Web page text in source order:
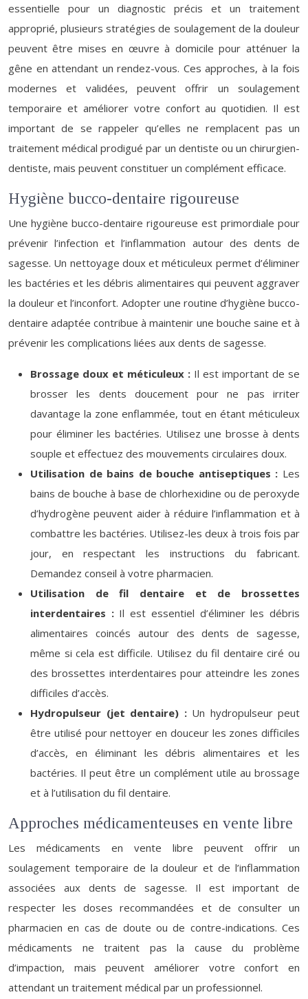
essentielle pour un diagnostic précis et un traitement
approprié, plusieurs stratégies de soulagement de la douleur
peuvent être mises en œuvre à domicile pour atténuer la
gêne en attendant un rendez-vous. Ces approches, à la fois
modernes et validées, peuvent offrir un soulagement
temporaire et améliorer votre confort au quotidien. Il est
important de se rappeler qu’elles ne remplacent pas un
traitement médical prodigué par un dentiste ou un chirurgien-
dentiste, mais peuvent constituer un complément efficace.
Hygiène bucco-dentaire rigoureuse
Une hygiène bucco-dentaire rigoureuse est primordiale pour
prévenir l’infection et l’inflammation autour des dents de
sagesse. Un nettoyage doux et méticuleux permet d’éliminer
les bactéries et les débris alimentaires qui peuvent aggraver
la douleur et l’inconfort. Adopter une routine d’hygiène bucco-
dentaire adaptée contribue à maintenir une bouche saine et à
prévenir les complications liées aux dents de sagesse.
Brossage doux et méticuleux : Il est important de se
brosser les dents doucement pour ne pas irriter
davantage la zone enflammée, tout en étant méticuleux
pour éliminer les bactéries. Utilisez une brosse à dents
souple et effectuez des mouvements circulaires doux.
Utilisation de bains de bouche antiseptiques : Les
bains de bouche à base de chlorhexidine ou de peroxyde
d’hydrogène peuvent aider à réduire l’inflammation et à
combattre les bactéries. Utilisez-les deux à trois fois par
jour, en respectant les instructions du fabricant.
Demandez conseil à votre pharmacien.
Utilisation de fil dentaire et de brossettes
interdentaires : Il est essentiel d’éliminer les débris
alimentaires coincés autour des dents de sagesse,
même si cela est difficile. Utilisez du fil dentaire ciré ou
des brossettes interdentaires pour atteindre les zones
difficiles d’accès.
Hydropulseur (jet dentaire) : Un hydropulseur peut
être utilisé pour nettoyer en douceur les zones difficiles
d’accès, en éliminant les débris alimentaires et les
bactéries. Il peut être un complément utile au brossage
et à l’utilisation du fil dentaire.
Approches médicamenteuses en vente libre
Les médicaments en vente libre peuvent offrir un
soulagement temporaire de la douleur et de l’inflammation
associées aux dents de sagesse. Il est important de
respecter les doses recommandées et de consulter un
pharmacien en cas de doute ou de contre-indications. Ces
médicaments ne traitent pas la cause du problème
d’impaction, mais peuvent améliorer votre confort en
attendant un traitement médical par un professionnel.